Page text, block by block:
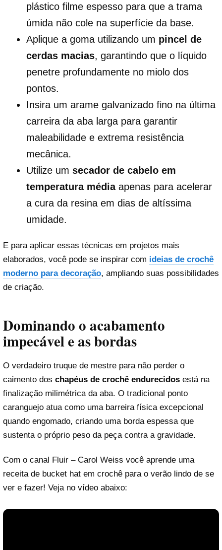
plástico filme espesso para que a trama
úmida não cole na superfície da base.
Aplique a goma utilizando um pincel de
cerdas macias, garantindo que o líquido
penetre profundamente no miolo dos
pontos.
Insira um arame galvanizado fino na última
carreira da aba larga para garantir
maleabilidade e extrema resistência
mecânica.
Utilize um secador de cabelo em
temperatura médiaapenas para acelerar
a cura da resina em dias de altíssima
umidade.
E para aplicar essas técnicas em projetos mais
elaborados, você pode se inspirar com ideias de crochê
moderno para decoração, ampliando suas possibilidades
de criação.
Dominando o acabamento
impecável e as bordas
O verdadeiro truque de mestre para não perder o
caimento dos chapéus de crochê endurecidos está na
finalização milimétrica da aba. O tradicional ponto
caranguejo atua como uma barreira física excepcional
quando engomado, criando uma borda espessa que
sustenta o próprio peso da peça contra a gravidade.
Com o canal Fluir – Carol Weiss você aprende uma
receita de bucket hat em crochê para o verão lindo de se
ver e fazer! Veja no vídeo abaixo: